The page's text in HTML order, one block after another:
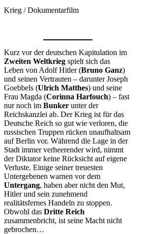
Krieg / Dokumentarfilm
Kurz vor der deutschen Kapitulation im
Zweiten Weltkrieg spielt sich das
Leben von Adolf Hitler (Bruno Ganz)
und seinen Vertrauten – darunter Joseph
Goebbels (Ulrich Matthes) und seine
Frau Magda (Corinna Harfouch) – fast
nur noch im Bunker unter der
Reichskanzlei ab. Der Krieg ist für das
Deutsche Reich so gut wie verloren, die
russischen Truppen rücken unaufhaltsam
auf Berlin vor. Während die Lage in der
Stadt immer verheerender wird, nimmt
der Diktator keine Rücksicht auf eigene
Verluste. Einige seiner treuesten
Untergebenen warnen vor dem
Untergang, haben aber nicht den Mut,
Hitler und sein zunehmend
realitätsfernes Handeln zu stoppen.
Obwohl das Dritte Reich
zusammenbricht, ist seine Macht nicht
gebrochen…